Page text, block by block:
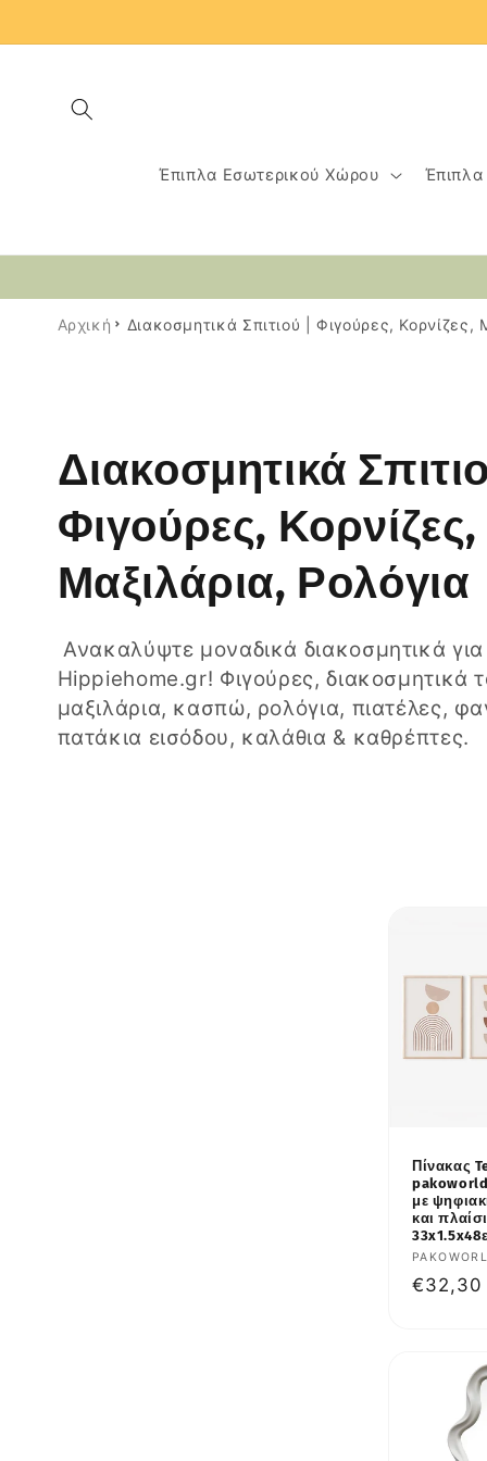
Έπιπλα Εσωτερικού Χώρου
Αρχική Διακοσμητικά Σπιτιού | Φιγούρες, Κορνίζες,
Σ
υ
λ
λ
ο
γ
Διακοσμητικά
Φιγούρες, Κορνίζες,
Μαξιλάρια, Ρολόγια
Ανακαλύψτε μοναδικά διακοσμητικά
Hippiehome.gr! Φιγούρες, διακοσμητικά
μαξιλάρια, κασπώ, ρολόγια, πιατέλες,
πατάκια εισόδου, καλάθια & καθρέπτες.
Πίνακας
με
και
€32,30